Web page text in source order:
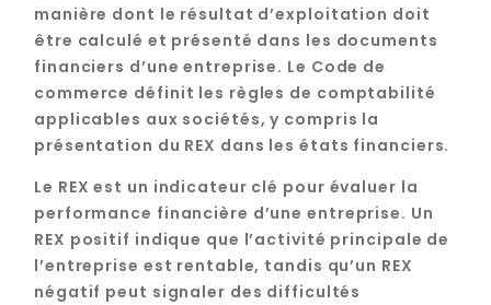
manière dont le résultat d’exploitation doit
être calculé et présenté dans les documents
financiers d’une entreprise. Le Code de
commerce définit les règles de comptabilité
applicables aux sociétés, y compris la
présentation du REX dans les états financiers.
Le REX est un indicateur clé pour évaluer la
performance financière d’une entreprise. Un
REX positif indique que l’activité principale de
l’entreprise est rentable, tandis qu’un REX
négatif peut signaler des difficultés